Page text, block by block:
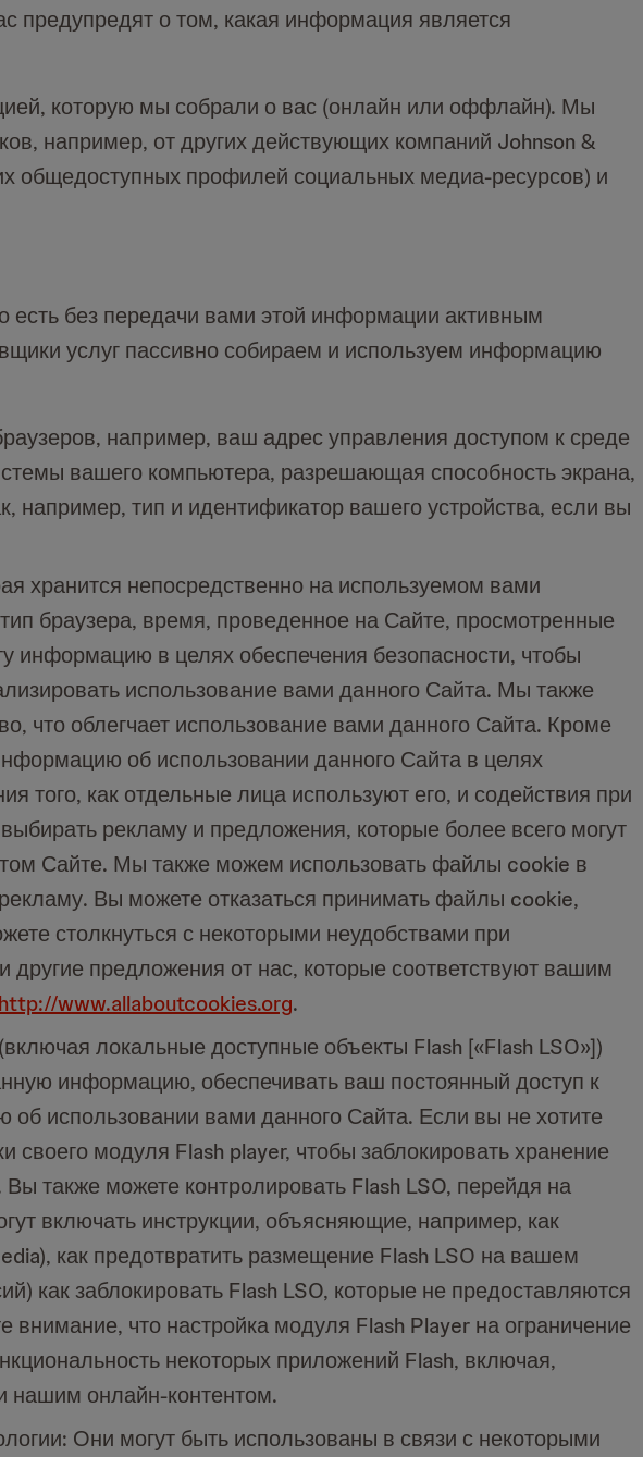
предупредят о том, какая информация является
которую мы собрали о вас (онлайн или оффлайн). Мы
например, от других действующих компаний Johnson &
общедоступных профилей социальных медиа-ресурсов) и
без передачи вами этой информации активным
услуг пассивно собираем и используем информацию
например, ваш адрес управления доступом к среде
вашего компьютера, разрешающая способность экрана,
тип и идентификатор вашего устройства, если вы
хранится непосредственно на используемом вами
браузера, время, проведенное на Сайте, просмотренные
информацию в целях обеспечения безопасности, чтобы
использование вами данного Сайта. Мы также
что облегчает использование вами данного Сайта. Кроме
об использовании данного Сайта в целях
того, как отдельные лица используют его, и содействия при
рекламу и предложения, которые более всего могут
Сайте. Мы также можем использовать файлы cookie в
Вы можете отказаться принимать файлы cookie,
столкнуться с некоторыми неудобствами при
предложения от нас, которые соответствуют вашим
http://www.allaboutcookies.org.
локальные доступные объекты Flash [«Flash LSO»])
информацию, обеспечивать ваш постоянный доступ к
использовании вами данного Сайта. Если вы не хотите
модуля Flash player, чтобы заблокировать хранение
также можете контролировать Flash LSO, перейдя на
включать инструкции, объясняющие, например, как
как предотвратить размещение Flash LSO на вашем
как заблокировать Flash LSO, которые не предоставляются
что настройка модуля Flash Player на ограничение
некоторых приложений Flash, включая,
нашим онлайн-контентом.
Они могут быть использованы в связи с некоторыми